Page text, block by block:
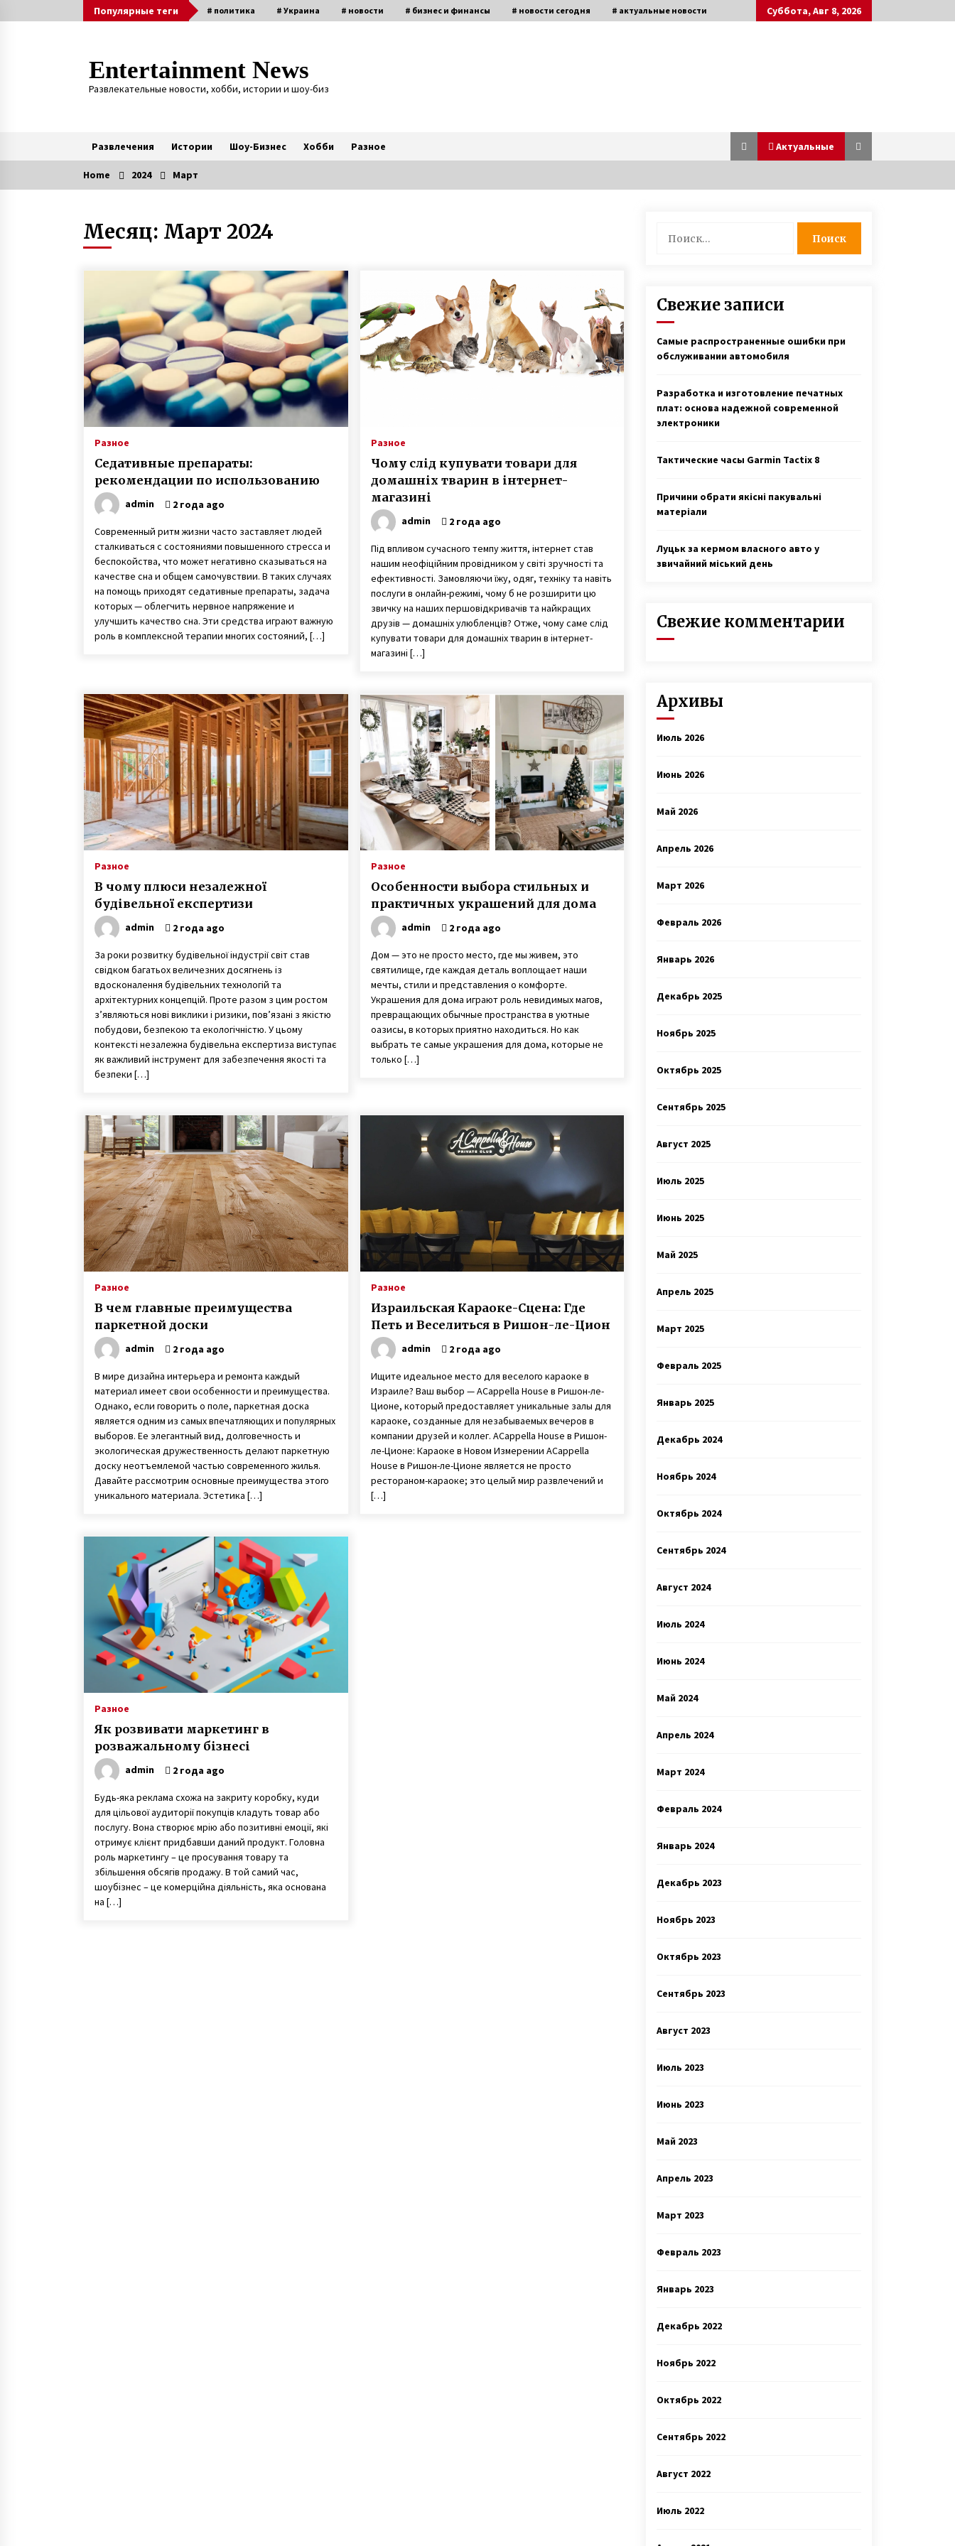
to
Популярные теги # политика # Украина # новости # бизнес и финансы # новости сегодня # актуальные новости Суббота, Авг 8, 2026
Entertainment News
Развлекательные новости, хобби, истории и шоу-биз
Развлечения Истории Шоу-Бизнес Хобби Разное Актуальные
Актуальные
Игорь Руденя, живущий в
Чернобыльской зоне 16 лет,
и не узнала — через девять дней
Вся семья Елены Куклы из
Богуслава Киевской области
защищала Украину на Донбассе
7 лет ago
Марина и Дмитрий Самилыки из
Сум усыновили сразу троих детей,
изъятых из неблагополучной
семьи
7 лет ago
рассказала о модном бизнесе,
Пенсионер поступил в
университет и там встретил свою
любовь
7 лет ago
Девушка-рентген Виктория
Чабаненко из Запорожья стала
Слепая женщина из Винницы
инвалидностью
7 лет ago
После гибели мужа в АТО мать
войну
7 лет ago 7 лет ago
Контрабанда оружием — капитан
тюрьме Шри-Ланки по ложному
3 года ago
Home 2024 Март
Месяц: Март 2024
Разное
Седативные препараты:
рекомендации по использованию
admin 2 года ago
Современный ритм жизни часто заставляет людей
сталкиваться с состояниями повышенного стресса и
беспокойства, что может негативно сказываться на
качестве сна и общем самочувствии. В таких случаях
на помощь приходят седативные препараты, задача
которых — облегчить нервное напряжение и
улучшить качество сна. Эти средства играют важную
роль в комплексной терапии многих состояний, […]
Разное
Чому слід купувати товари для
домашніх тварин в інтернет-
магазині
admin 2 года ago
Під впливом сучасного темпу життя, інтернет став
нашим неофіційним провідником у світі зручності та
ефективності. Замовляючи їжу, одяг, техніку та навіть
послуги в онлайн-режимі, чому б не розширити цю
звичку на наших першовідкривачів та найкращих
друзів — домашніх улюбленців? Отже, чому саме слід
купувати товари для домашніх тварин в інтернет-
магазині […]
Разное
В чому плюси незалежної
будівельної експертизи
admin 2 года ago
За роки розвитку будівельної індустрії світ став
свідком багатьох величезних досягнень із
вдосконалення будівельних технологій та
архітектурних концепцій. Проте разом з цим ростом
з’являються нові виклики і ризики, пов’язані з якістю
побудови, безпекою та екологічністю. У цьому
контексті незалежна будівельна експертиза виступає
як важливий інструмент для забезпечення якості та
безпеки […]
Разное
Особенности выбора стильных и
практичных украшений для дома
admin 2 года ago
Дом — это не просто место, где мы живем, это
святилище, где каждая деталь воплощает наши
мечты, стили и представления о комфорте.
Украшения для дома играют роль невидимых магов,
превращающих обычные пространства в уютные
оазисы, в которых приятно находиться. Но как
выбрать те самые украшения для дома, которые не
только […]
Разное
В чем главные преимущества
паркетной доски
admin 2 года ago
В мире дизайна интерьера и ремонта каждый
материал имеет свои особенности и преимущества.
Однако, если говорить о поле, паркетная доска
является одним из самых впечатляющих и популярных
выборов. Ее элегантный вид, долговечность и
экологическая дружественность делают паркетную
доску неотъемлемой частью современного жилья.
Давайте рассмотрим основные преимущества этого
уникального материала. Эстетика […]
Разное
Израильская Караоке-Сцена: Где
Петь и Веселиться в Ришон-ле-Цион
admin 2 года ago
Ищите идеальное место для веселого караоке в
Израиле? Ваш выбор — ACappella House в Ришон-ле-
Ционе, который предоставляет уникальные залы для
караоке, созданные для незабываемых вечеров в
компании друзей и коллег. ACappella House в Ришон-
ле-Ционе: Караоке в Новом Измерении ACappella
House в Ришон-ле-Ционе является не просто
рестораном-караоке; это целый мир развлечений и
[…]
Разное
Як розвивати маркетинг в
розважальному бізнесі
admin 2 года ago
Будь-яка реклама схожа на закриту коробку, куди
для цільової аудиторії покупців кладуть товар або
послугу. Вона створює мрію або позитивні емоції, які
отримує клієнт придбавши даний продукт. Головна
роль маркетингу – це просування товару та
збільшення обсягів продажу. В той самий час,
шоубізнес – це комерційна діяльність, яка основана
на […]
Свежие записи
Самые распространенные ошибки при
обслуживании автомобиля
Разработка и изготовление печатных
плат: основа надежной современной
электроники
Тактические часы Garmin Tactix 8
Причини обрати якісні пакувальні
матеріали
Луцьк за кермом власного авто у
звичайний міський день
Свежие комментарии
Архивы
Июль 2026
Июнь 2026
Май 2026
Апрель 2026
Март 2026
Февраль 2026
Январь 2026
Декабрь 2025
Ноябрь 2025
Октябрь 2025
Сентябрь 2025
Август 2025
Июль 2025
Июнь 2025
Май 2025
Апрель 2025
Март 2025
Февраль 2025
Январь 2025
Декабрь 2024
Ноябрь 2024
Октябрь 2024
Сентябрь 2024
Август 2024
Июль 2024
Июнь 2024
Май 2024
Апрель 2024
Март 2024
Февраль 2024
Январь 2024
Декабрь 2023
Ноябрь 2023
Октябрь 2023
Сентябрь 2023
Август 2023
Июль 2023
Июнь 2023
Май 2023
Апрель 2023
Март 2023
Февраль 2023
Январь 2023
Декабрь 2022
Ноябрь 2022
Октябрь 2022
Сентябрь 2022
Август 2022
Июль 2022